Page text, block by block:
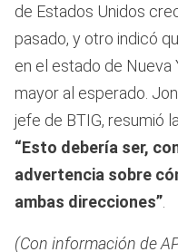
de Estados Unidos
pasado, y otro indicó
en el estado de Nueva
mayor al esperado.
jefe de BTIG, resumió
“Esto debería ser,
advertencia sobre
ambas direcciones”
(Con información de